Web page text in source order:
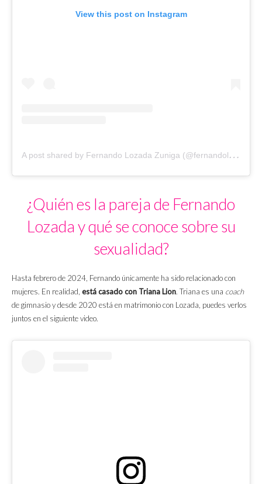
View this post on Instagram
A
post shared by Fernando Lozada Zuniga (@fernandolozu)
¿Quién es la pareja de Fernando
Lozada y qué se conoce sobre su
sexualidad?
Hasta febrero de 2024, Fernando únicamente ha sido relacionado con
mujeres. En realidad, está casado con Triana Lion. Triana es una coach
de gimnasio y desde 2020 está en matrimonio con Lozada, puedes verlos
juntos en el siguiente video.